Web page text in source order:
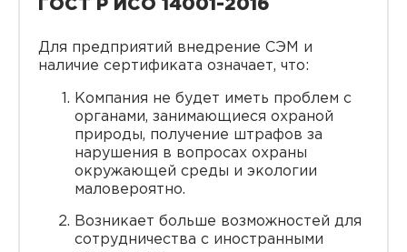
ГОСТ Р ИСО 14001-2016
Для предприятий внедрение СЭМ и
наличие сертификата означает, что:
Компания не будет иметь проблем с
органами, занимающиеся охраной
природы, получение штрафов за
нарушения в вопросах охраны
окружающей среды и экологии
маловероятно.
Возникает больше возможностей для
сотрудничества с иностранными